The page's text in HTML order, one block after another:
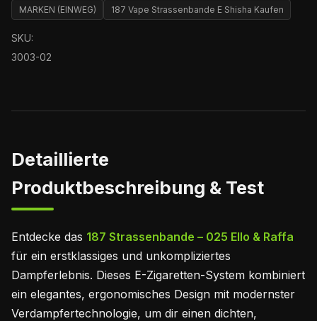
MARKEN (EINWEG) 187 Vape Strassenbande E Shisha Kaufen
SKU:
3003-02
Detaillierte
Produktbeschreibung & Test
Entdecke das 187 Strassenbande – 025 Ello & Raffa
für ein erstklassiges und unkompliziertes
Dampferlebnis. Dieses E-Zigaretten-System kombiniert
ein elegantes, ergonomisches Design mit modernster
Verdampfertechnologie, um dir einen dichten,